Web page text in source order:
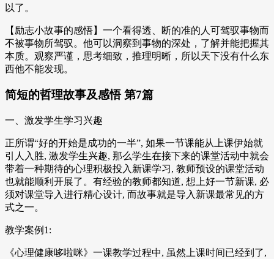
以了。
【励志小故事的感悟】一个看得透、断的准的人可驾驭事物而
不被事物所驾驭。他可以洞察到事物的深处，了解并能把握其
本质。观察严谨，思考细致，推理明晰，所以天下没有什么东
西他不能发现。
简短的哲理故事及感悟 第7篇
一、激发学生学习兴趣
正所谓“好的开始是成功的一半”, 如果一节课能从上课伊始就
引人入胜, 激发学生兴趣, 那么学生在接下来的课堂活动中就会
带着一种期待的心理积极投入新课学习, 教师预设的课堂活动
也就能顺利开展了。有经验的教师都知道, 想上好一节新课, 必
须对课堂导入进行精心设计, 而故事就是导入新课最常见的方
式之一。
教学案例1:
《心理健康哆啦咪》一课教学过程中, 虽然上课时间已经到了,